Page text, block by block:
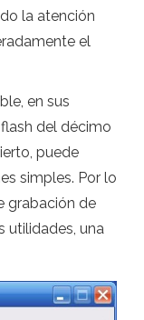
la atención
el
en sus
del décimo
puede
simples. Por lo
grabación de
utilidades, una